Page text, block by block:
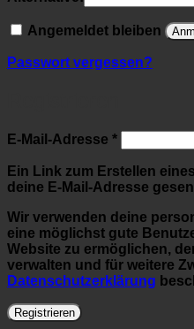
Angemeldet bleiben
Passwort vergessen?
E-Mail-Adresse *Erforderlich
Ein Link zum Erstellen
deine E-Mail-Adresse
Wir verwenden deine
eine möglichst gute
Website zu ermöglichen,
verwalten und für weitere
Datenschutzerklärung
Registrieren